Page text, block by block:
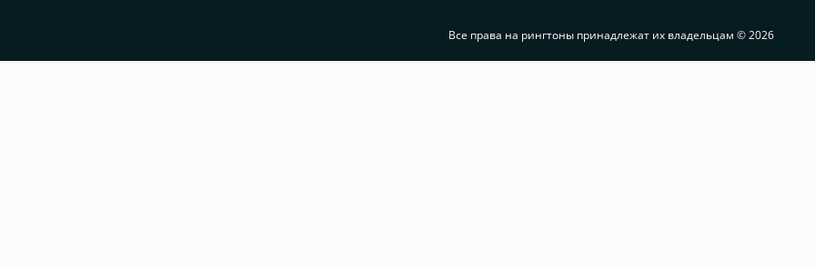
Все права на рингтоны принадлежат их владельцам © 2026